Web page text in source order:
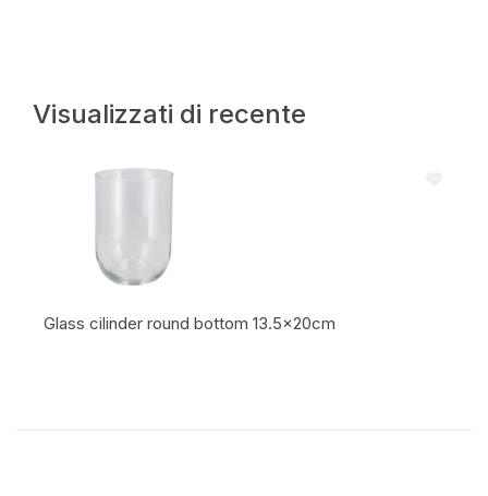
Visualizzati di recente
Glass cilinder round bottom 13.5x20cm